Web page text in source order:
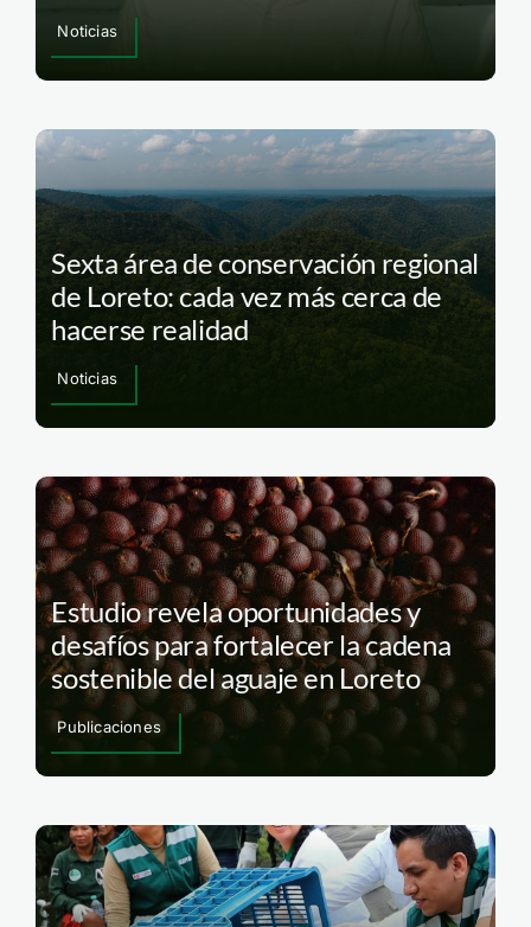
Noticias
Sexta área de conservación regional
de Loreto: cada vez más cerca de
hacerse realidad
Noticias
Estudio revela oportunidades y
desafíos para fortalecer la cadena
sostenible del aguaje en Loreto
Publicaciones